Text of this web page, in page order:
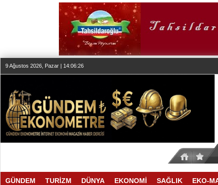
9 Ağustos 2026, Pazar | 14:06:26
GÜNDEM TURİZM DÜNYA EKONOMİ SAĞLIK EKO-